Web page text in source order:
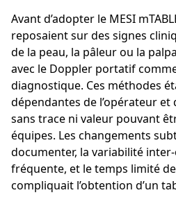
Avant d’adopter le MESI
reposaient sur des signes
de la peau, la pâleur ou la
avec le Doppler portatif
diagnostique. Ces méthodes
dépendantes de l’opérateur
sans trace ni valeur pouvant
équipes. Les changements
documenter, la variabilité
fréquente, et le temps limité
compliquait l’obtention d’un